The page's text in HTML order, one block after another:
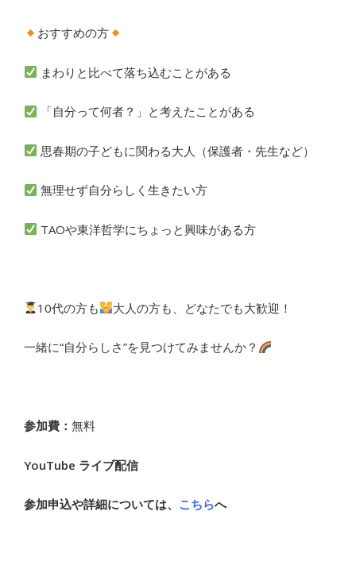
おすすめの方
まわりと比べて落ち込むことがある
「自分って何者？」と考えたことがある
思春期の子どもに関わる大人（保護者・先生など）
無理せず自分らしく生きたい方
TAOや東洋哲学にちょっと興味がある方
10代の方も 大人の方も、どなたでも大歓迎！
一緒に“自分らしさ”を見つけてみませんか？
参加費： 無料
YouTube ライブ配信
参加申込や詳細については、 こちらへ